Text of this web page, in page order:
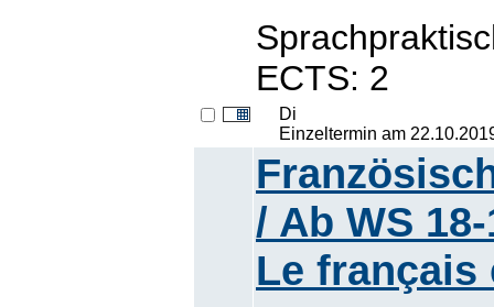
ECTS: 2
Di
Einzeltermin am
/ Ab WS
Le français